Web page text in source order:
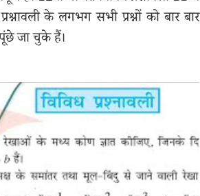
के लगभग सभी प्रश्नों को बार बार
जा चुके हैं।